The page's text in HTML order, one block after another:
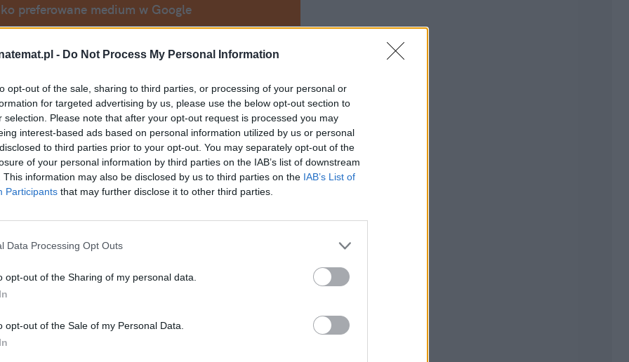
- Do Not Process My Personal Information
opt-out of the sale, sharing to third parties, or processing of your personal or
for targeted advertising by us, please use the below opt-out section to
selection. Please note that after your opt-out request is processed you may
interest-based ads based on personal information utilized by us or personal
to third parties prior to your opt-out. You may separately opt-out of the
of your personal information by third parties on the IAB’s list of downstream
This information may also be disclosed by us to third parties on the IAB’s List of
Participants that may further disclose it to other third parties.
Data Processing Opt Outs
opt-out of the Sharing of my personal data.
opt-out of the Sale of my Personal Data.
preferowane medium w Google
wraz z ekipą kolejny odcinek "Kuchennych
.